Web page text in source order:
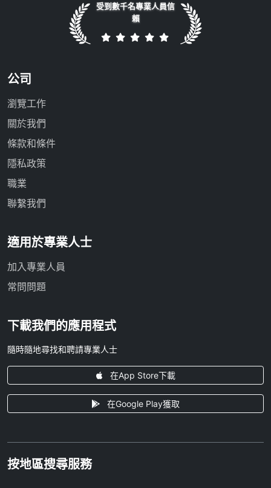
受到數千名專業人員信
賴
公司
瀏覽工作
關於我們
條款和條件
隱私政策
職業
聯繫我們
適用於專業人士
加入專業人員
常問問題
下載我們的應用程式
隨時隨地尋找和聘請專業人士
在App Store下載
在Google Play獲取
按地區搜尋服務